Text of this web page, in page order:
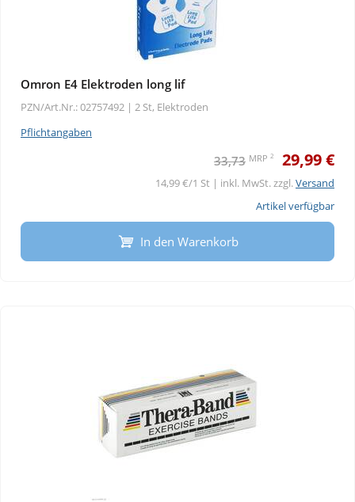
Omron E4 Elektroden long lif
PZN/Art.Nr.: 02757492 | 2 St, Elektroden
Pflichtangaben
33,73 MRP 2 29,99 €
14,99 €/1 St | inkl. MwSt. zzgl.Versand
Artikel verfügbar
In den Warenkorb